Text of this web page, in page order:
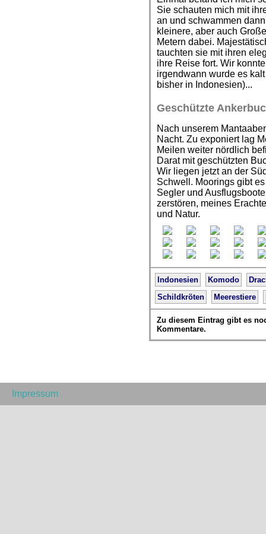
Sie schauten mich mit
an und schwammen
kleinere, aber auch
Metern dabei.
tauchten sie mit ihren
ihre Reise fort. Wir
irgendwann wurde es
bisher in Indonesien)...
Geschützte
Nach unserem
Nacht. Zu exponiert lag
Meilen weiter nördlich
Darat mit geschützten
Wir liegen jetzt an der
Schwell. Moorings gibt
Segler und
zerstören, meines
und Natur.
Indonesien Komodo
Schildkröten
Meerestiere
Zu diesem Eintrag gibt es
Kommentare.
Impressum